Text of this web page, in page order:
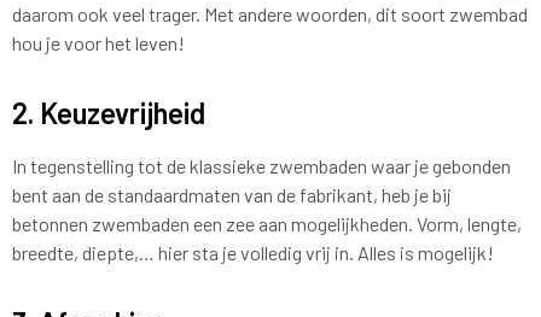
daarom ook veel trager. Met andere woorden, dit soort zwembad
hou je voor het leven!
2. Keuzevrijheid
In tegenstelling tot de klassieke zwembaden waar je gebonden
bent aan de standaardmaten van de fabrikant, heb je bij
betonnen zwembaden een zee aan mogelijkheden. Vorm, lengte,
breedte, diepte,… hier sta je volledig vrij in. Alles is mogelijk!